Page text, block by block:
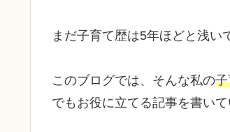
まだ子育て歴は5年ほどと浅い
このブログでは、そんな私の
でもお役に立てる記事を書い